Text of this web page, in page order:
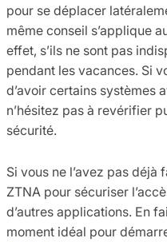
pour se déplacer
même conseil s’applique
effet, s’ils ne sont pas
pendant les vacances. Si
d’avoir certains systèmes
n’hésitez pas à revérifier
sécurité.
Si vous ne l’avez pas déjà
ZTNA pour sécuriser
d’autres applications. En
moment idéal pour